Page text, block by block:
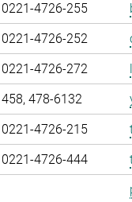
0221-4726-255
0221-4726-252
0221-4726-272
458, 478-6132
0221-4726-215
0221-4726-444